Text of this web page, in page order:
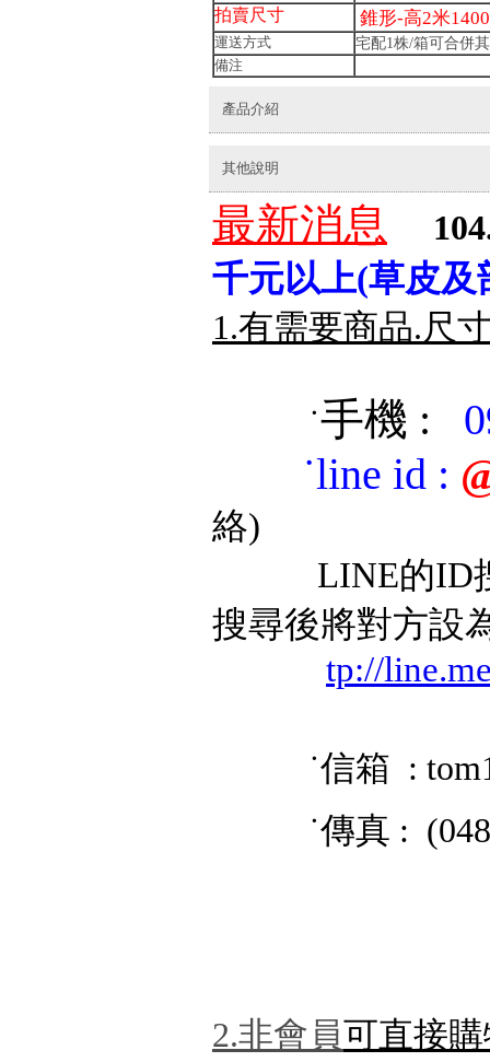
拍賣尺寸 錐形-高2米
運送方式 宅配1株/箱可合併
備注
產品介紹
其他說明
最新消息
千元以上(草皮及
1.有需要商品.尺
˙手機 :
˙line id :
絡)
LINE的ID搜
搜尋後將對方設
tp://
˙信箱 :
˙傳真 :
2.非會員可直接